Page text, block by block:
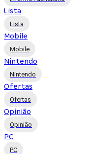
Lista
Lista
Mobile
Mobile
Nintendo
Nintendo
Ofertas
Ofertas
Opinião
Opinião
PC
PC